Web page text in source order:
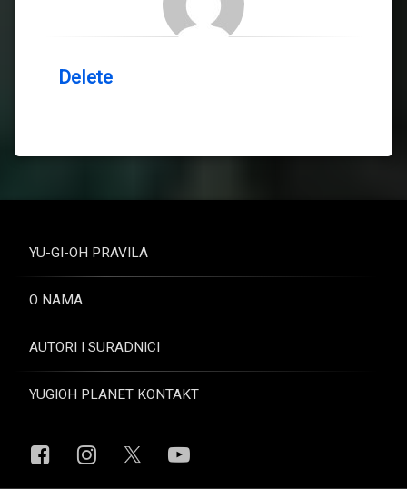
Delete
YU-GI-OH PRAVILA
O NAMA
AUTORI I SURADNICI
YUGIOH PLANET KONTAKT
FacebookInstagramYouTube